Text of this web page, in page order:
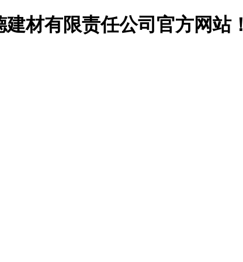
材有限责任公司官方网站！